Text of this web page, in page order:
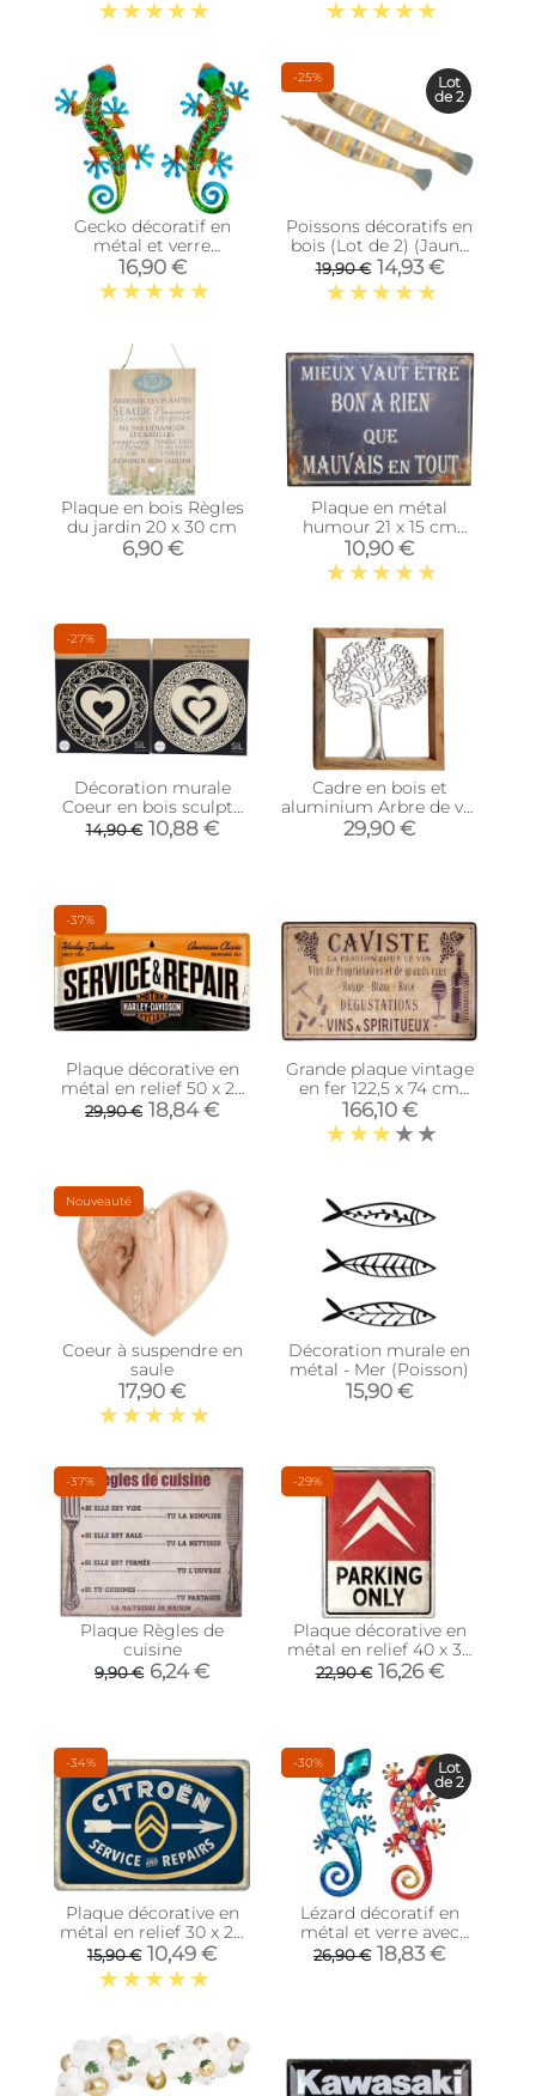
Gecko décoratif en
métal et verre
multicolore Feuilles
16,90 €
-25%
Poissons décoratifs en
bois (Lot de 2) (Jaune
bleu blanc)
19,90 € 14,93 €
Lot
de 2
Plaque en bois Règles
du jardin 20 x 30 cm
6,90 €
Plaque en métal
humour 21 x 15 cm
(Mieux vaut être bon à
rien…)
10,90 €
-27%
Décoration murale
Coeur en bois sculpté
(Lot de 2)
14,90 € 10,88 €
Cadre en bois et
aluminium Arbre de vie
37 cm
29,90 €
-37%
Plaque décorative en
métal en relief 50 x 25
cm (Harley Davidson
Service et Repair)
29,90 € 18,84 €
Grande plaque vintage
en fer 122,5 x 74 cm
(Caviste)
166,10 €
Nouveauté
Coeur à suspendre en
saule
17,90 €
Décoration murale en
métal - Mer (Poisson)
15,90 €
-37%
Plaque Règles de
cuisine
9,90 € 6,24 €
-29%
Plaque décorative en
métal en relief 40 x 30
cm (Citroën - Parking
Only)
22,90 € 16,26 €
-34%
Plaque décorative en
métal en relief 30 x 20
cm (Citroën - Service)
15,90 € 10,49 €
-30%
Lézard décoratif en
métal et verre avec
mosaique (Lot de 2)
26,90 € 18,83 €
Lot
de 2